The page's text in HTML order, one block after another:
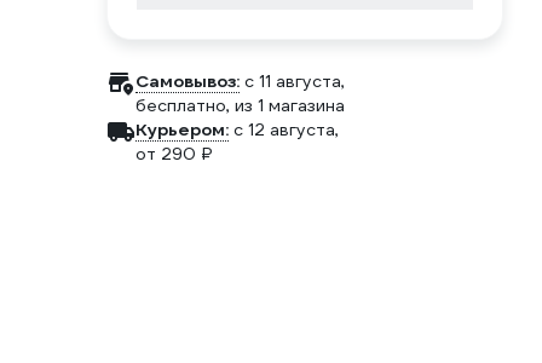
Самовывоз: c 11 августа,
бесплатно, из 1 магазина
Курьером: c 12 августа,
от 290 ₽